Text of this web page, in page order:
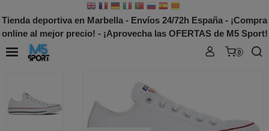
Tienda deportiva en Marbella - Envíos 24/72h España - ¡Compra
online al mejor precio! - ¡Aprovecha las OFERTAS de M5 Sport!
0